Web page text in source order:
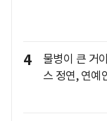
4
물병이 큰 거
스 정연, 연예